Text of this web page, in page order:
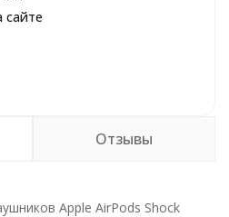
сайте
Отзывы
Apple AirPods Shock